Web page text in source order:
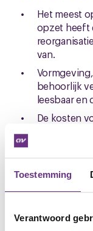
Toestemming
Verantwoord
Het meest
opzet heeft
van.
behoorlijk
leesbaar en
De kosten
met een
bijstand
maanden